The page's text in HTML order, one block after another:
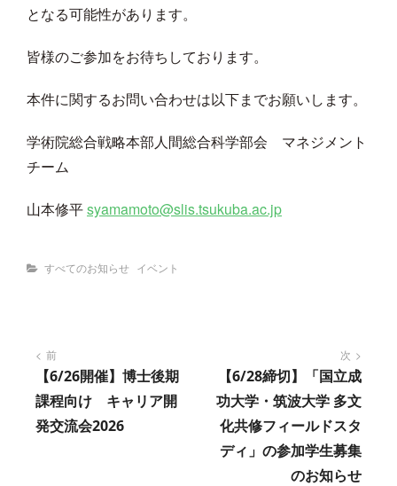
となる可能性があります。
皆様のご参加をお待ちしております。
本件に関するお問い合わせは以下までお願いします。
学術院総合戦略本部人間総合科学部会 マネジメント
チーム
山本修平syamamoto@slis.tsukuba.ac.jp
Categories
すべてのお知らせ イベント
投
稿
ナ
前
【6/26開催】博士後期
課程向け キャリア開
発交流会2026
次
【6/28締切】「国立成
功大学・筑波大学 多文
化共修フィールドスタ
ディ」の参加学生募集
のお知らせ